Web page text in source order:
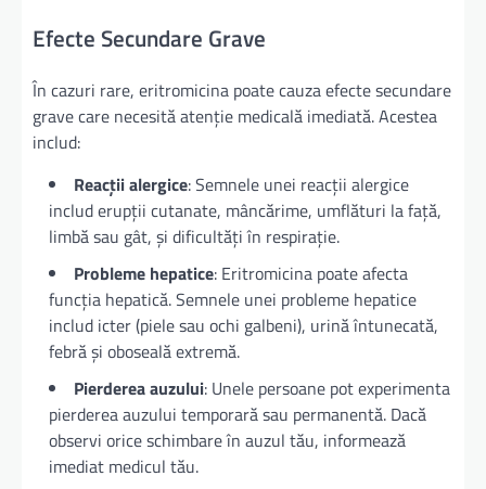
Efecte Secundare Grave
În cazuri rare, eritromicina poate cauza efecte secundare
grave care necesită atenție medicală imediată. Acestea
includ:
Reacții alergice: Semnele unei reacții alergice
includ erupții cutanate, mâncărime, umflături la față,
limbă sau gât, și dificultăți în respirație.
Probleme hepatice: Eritromicina poate afecta
funcția hepatică. Semnele unei probleme hepatice
includ icter (piele sau ochi galbeni), urină întunecată,
febră și oboseală extremă.
Pierderea auzului: Unele persoane pot experimenta
pierderea auzului temporară sau permanentă. Dacă
observi orice schimbare în auzul tău, informează
imediat medicul tău.